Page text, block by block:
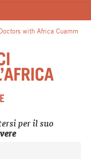
per il suo
Doctors with Africa Cuamm
PER